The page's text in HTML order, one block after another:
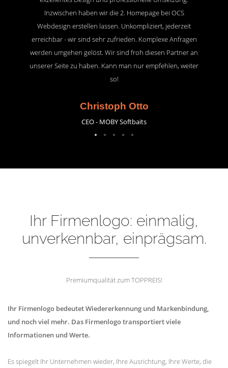
Inzwischen haben wir die 2. Homepage bei OCS
Webdesign erstellen lassen. Unkompliziert, jederzeit
erreichbar - wir sind sehr zufrieden. Komplexe Anfragen
werden umgehen gelöst. Wir sind froh diesen Partner an
unserer Seite zu haben. Kann man nur empfehlen, weiter
so!
Christoph Otto
CEO - MOBY Softbaits
Ihr Firmenlogo: einmalig,
unverkennbar, einprägsam.
Premiumqualität zum TOPPREIS!
Ihr Firmenlogo bedeutet Wiedererkennung und Markenbindung,
und noch viel mehr. Das Firmenlogo transportiert viele
Informationen und Werte.
Es spiegelt Ihr Unternehmen wieder, Ihre Ausrichtung, Ihre Werte, die